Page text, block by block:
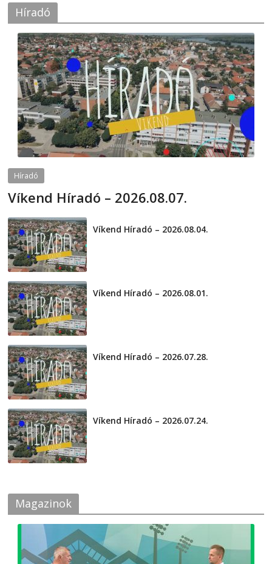
Híradó
Híradó
Víkend Híradó – 2026.08.07.
Víkend Híradó – 2026.08.04.
Víkend Híradó – 2026.08.01.
Víkend Híradó – 2026.07.28.
Víkend Híradó – 2026.07.24.
Magazinok